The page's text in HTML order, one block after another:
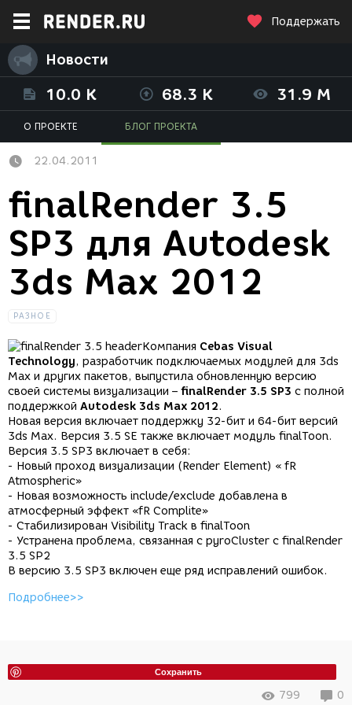
Поддержать
Новости
10.0 K 68.3 K 31.9 M
О ПРОЕКТЕ БЛОГ ПРОЕКТА
22.04.2011
finalRender 3.5
SP3 для Autodesk
3ds Max 2012
РАЗНОЕ
Компания Cebas Visual
Technology, разработчик подключаемых модулей для 3ds
Max и других пакетов, выпустила обновленную версию
своей системы визуализации – finalRender 3.5 SP3 с полной
поддержкой Autodesk 3ds Max 2012.
Новая версия включает поддержку 32-бит и 64-бит версий
3ds Max. Версия 3.5 SE также включает модуль finalToon.
Версия 3.5 SP3 включает в себя:
- Новый проход визуализации (Render Element) « fR
Atmospheric»
- Новая возможность include/exclude добавлена в
атмосферный эффект «fR Complite»
- Стабилизирован Visibility Track в finalToon
- Устранена проблема, связанная с pyroCluster с finalRender
3.5 SP2
В версию 3.5 SP3 включен еще ряд исправлений ошибок.
Подробнее>>
Сохранить
799 0